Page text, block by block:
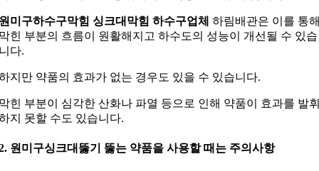
미구하수구막힘 싱크대막힘 하수구업체 하림배관은 이를 통
힌 부분의 흐름이 원활해지고 하수도의 성능이 개선될 수 있습
다.
지만 약품의 효과가 없는 경우도 있을 수 있습니다.
힌 부분이 심각한 산화나 파열 등으로 인해 약품이 효과를 발
지 못할 수도 있습니다.
원미구싱크대뚫기 뚫는 약품을 사용할 때는 주의사항